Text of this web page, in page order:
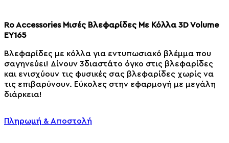
Ro Accessories Μισές Βλεφαρίδες Με Κόλλα 3D Volume
EY165
Βλεφαρίδες με κόλλα για εντυπωσιακό βλέμμα που
σαγηνεύει! Δίνουν 3διαστάτο όγκο στις βλεφαρίδες
και ενισχύουν τις φυσικές σας βλεφαρίδες χωρίς να
τις επιβαρύνουν. Εύκολες στην εφαρμογή με μεγάλη
διάρκεια!
Πληρωμή & Αποστολή